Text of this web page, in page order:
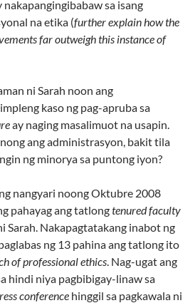
sa isang
na etika (further explain how the
far outweigh this instance of
ni Sarah noon ang
kaso ng pag-apruba sa
ay naging masalimuot na usapin.
ang administrasyon, bakit tila
ng minorya sa puntong iyon?
nangyari noong Oktubre 2008
pahayag ang tatlongtenured faculty
Sarah. Nakapagtatakang inabot ng
ng 13 pahina ang tatlong ito
of professional ethics. Nag-ugat ang
hindi niya pagbibigay-linaw sa
conference hinggil sa pagkawala ni